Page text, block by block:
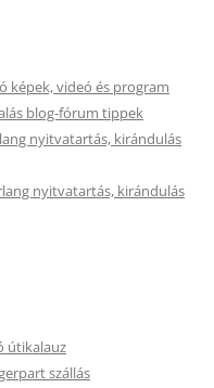
képek, videó és program
blog-fórum tippek
nyitvatartás, kirándulás
nyitvatartás, kirándulás
útikalauz
szállás